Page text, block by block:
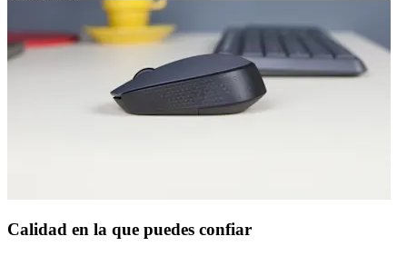
Calidad en la que puedes confiar